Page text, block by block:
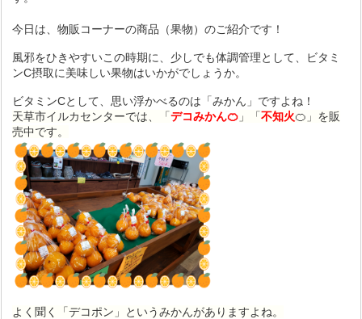
今日は、物販コーナーの商品（果物）のご紹介です！
風邪をひきやすいこの時期に、少しでも体調管理として、ビタミ
ンC摂取に美味しい果物はいかがでしょうか。
ビタミンCとして、思い浮かべるのは「みかん」ですよね！
天草市イルカセンターでは、「デコみかん🍊 」「不知火🍊」を販
売中です。
よく聞く「デコポン」というみかんがありますよね。